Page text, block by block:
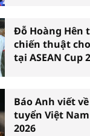
Đỗ Hoàng Hên
chiến thuật
tại ASEAN Cup
Báo Anh viết về
tuyển Việt Nam
2026